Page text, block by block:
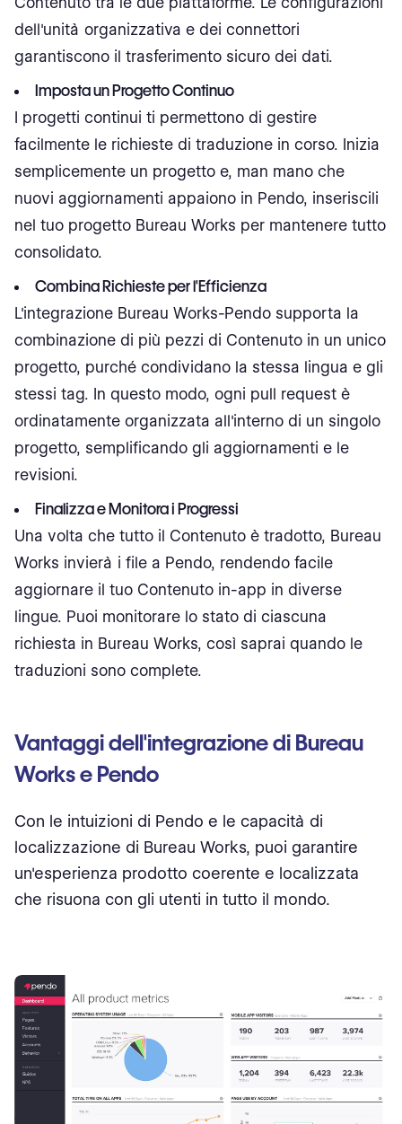
dell'unità organizzativa e dei connettori
garantiscono il trasferimento sicuro dei dati.
Imposta un Progetto Continuo
I progetti continui ti permettono di gestire
facilmente le richieste di traduzione in corso. Inizia
semplicemente un progetto e, man mano che
nuovi aggiornamenti appaiono in Pendo, inseriscili
nel tuo progetto Bureau Works per mantenere tutto
consolidato.
Combina Richieste per l'Efficienza
L'integrazione Bureau Works-Pendo supporta la
combinazione di più pezzi di Contenuto in un unico
progetto, purché condividano la stessa lingua e gli
stessi tag. In questo modo, ogni pull request è
ordinatamente organizzata all'interno di un singolo
progetto, semplificando gli aggiornamenti e le
revisioni.
Finalizza e Monitora i Progressi
Una volta che tutto il Contenuto è tradotto, Bureau
Works invierà i file a Pendo, rendendo facile
aggiornare il tuo Contenuto in-app in diverse
lingue. Puoi monitorare lo stato di ciascuna
richiesta in Bureau Works, così saprai quando le
traduzioni sono complete.
Vantaggi dell'integrazione di Bureau
Works e Pendo
Con le intuizioni di Pendo e le capacità di
localizzazione di Bureau Works, puoi garantire
un'esperienza prodotto coerente e localizzata
che risuona con gli utenti in tutto il mondo.